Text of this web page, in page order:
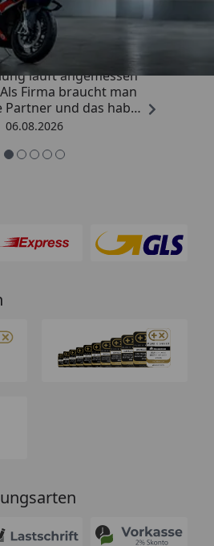
4,85/ 5
eines Auftrages
läuft angemessen
Partner und das habe
hier gefunden.“
06.08.2026